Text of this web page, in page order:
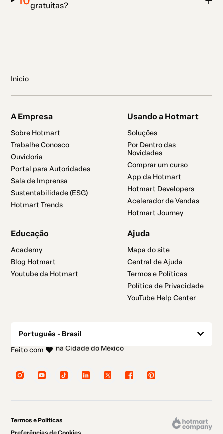
gratuitas?
Inicio
A Empresa
Sobre Hotmart
Trabalhe Conosco
Ouvidoria
Portal para Autoridades
Sala de Imprensa
Sustentabilidade (ESG)
Hotmart Trends
Usando a Hotmart
Soluções
Por Dentro das
Novidades
Comprar um curso
App da Hotmart
Hotmart Developers
Acelerador de Vendas
Hotmart Journey
Educação
Academy
Blog Hotmart
Youtube da Hotmart
Ajuda
Mapa do site
Central de Ajuda
Termos e Políticas
Política de Privacidade
YouTube Help Center
Português - Brasil
Feito com
na Cidade do México
Termos e Políticas
Preferências de Cookies